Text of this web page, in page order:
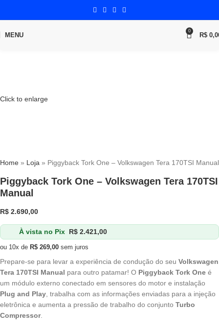
MENU
0
R$
Click to enlarge
Home » Loja » Piggyback Tork One – Volkswagen Tera 170TSI Manual
Piggyback Tork One – Volkswagen Tera 170TSI
Manual
R$ 2.690,00
À vista no Pix R$2.421,00
ou 10x de R$ 269,00 sem juros
Prepare-se para levar a experiência de condução do seu Volkswagen
Tera 170TSI Manual para outro patamar! O Piggyback Tork One é
um módulo externo conectado em sensores do motor e instalação
Plug and Play, trabalha com as informações enviadas para a injeção
eletrônica e aumenta a pressão de trabalho do conjunto Turbo
Compressor.